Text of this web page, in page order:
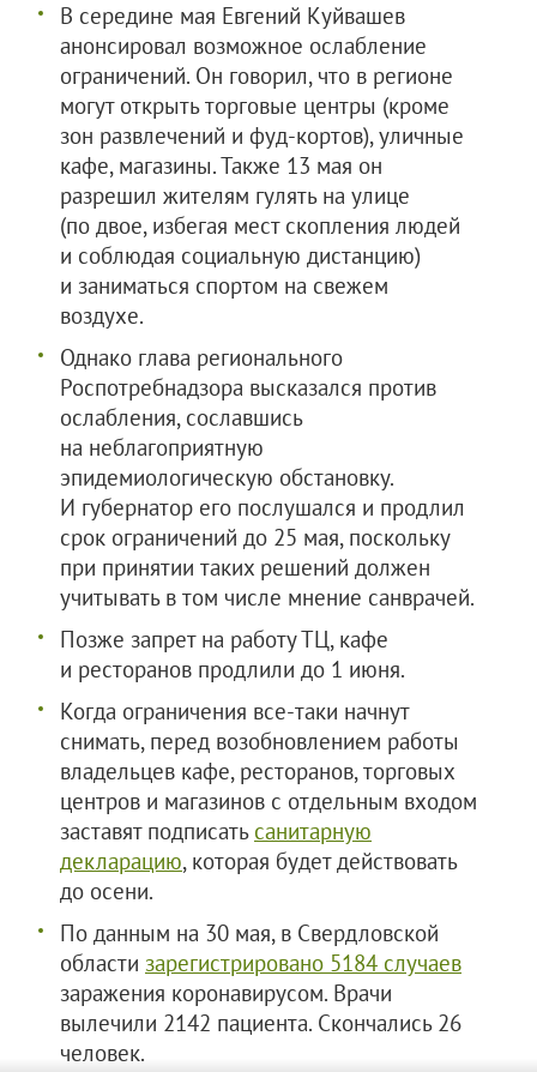
В середине мая Евгений Куйвашев
анонсировал возможное ослабление
ограничений. Он говорил, что в регионе
могут открыть торговые центры (кроме
зон развлечений и фуд-кортов), уличные
кафе, магазины. Также 13 мая он
разрешил жителям гулять на улице
(по двое, избегая мест скопления людей
и соблюдая социальную дистанцию)
и заниматься спортом на свежем
воздухе.
Однако глава регионального
Роспотребнадзора высказался против
ослабления, сославшись
на неблагоприятную
эпидемиологическую обстановку.
И губернатор его послушался и продлил
срок ограничений до 25 мая, поскольку
при принятии таких решений должен
учитывать в том числе мнение санврачей.
Позже запрет на работу ТЦ, кафе
и ресторанов продлили до 1 июня.
Когда ограничения все-таки начнут
снимать, перед возобновлением работы
владельцев кафе, ресторанов, торговых
центров и магазинов с отдельным входом
заставят подписать санитарную
декларацию, которая будет действовать
до осени.
По данным на 30 мая, в Свердловской
области зарегистрировано 5184 случаев
заражения коронавирусом. Врачи
вылечили 2142 пациента. Скончались 26
человек.